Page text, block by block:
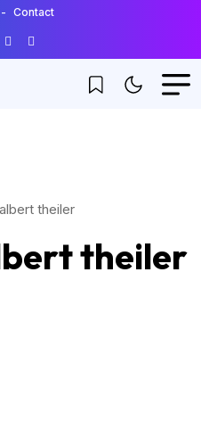
Contact
albert theiler
theiler